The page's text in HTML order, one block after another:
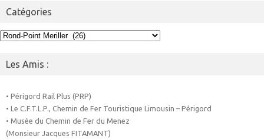
Catégories
Catégories
Les Amis :
• Périgord Rail Plus (PRP)
• Le C.F.T.L.P., Chemin de Fer Touristique Limousin – Périgord
• Musée du Chemin de Fer du Menez
(Monsieur Jacques FITAMANT)